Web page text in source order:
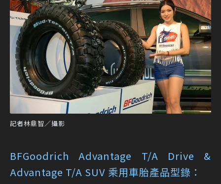
記者林鼎智／攝影
BFGoodrich Advantage T/A Drive &
Advantage T/A SUV 乘用車胎產品型錄：